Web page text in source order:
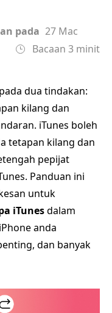
pada 27 Mac
Bacaan 3 minit
dua tindakan:
kilang dan
iTunes boleh
tetapan kilang dan
pepijat
Panduan ini
untuk
iTunesdalam
anda
dan banyak